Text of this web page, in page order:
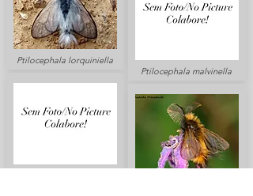
Ptilocephala lorquiniella
Ptilocephala malvinella